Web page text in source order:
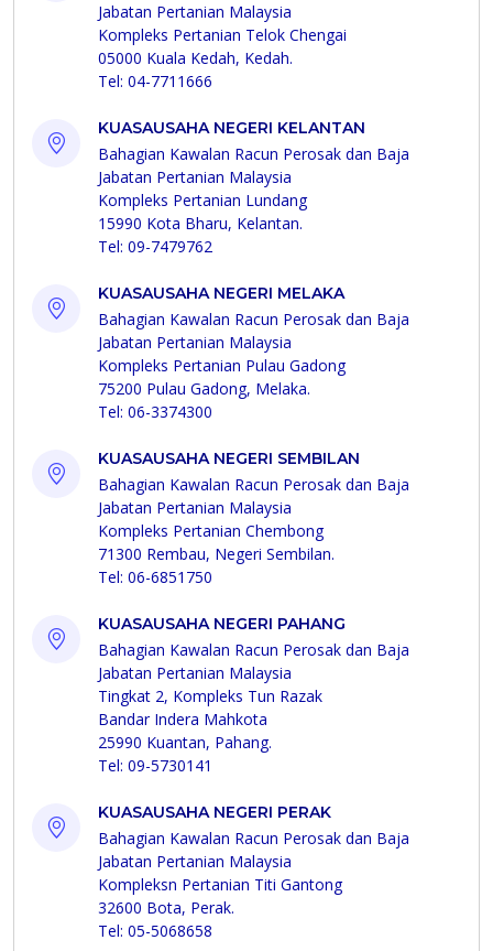
Jabatan Pertanian Malaysia
Kompleks Pertanian Telok Chengai
05000 Kuala Kedah, Kedah.
Tel: 04-7711666
KUASAUSAHA NEGERI KELANTAN
Bahagian Kawalan Racun Perosak dan Baja
Jabatan Pertanian Malaysia
Kompleks Pertanian Lundang
15990 Kota Bharu, Kelantan.
Tel: 09-7479762
KUASAUSAHA NEGERI MELAKA
Bahagian Kawalan Racun Perosak dan Baja
Jabatan Pertanian Malaysia
Kompleks Pertanian Pulau Gadong
75200 Pulau Gadong, Melaka.
Tel: 06-3374300
KUASAUSAHA NEGERI SEMBILAN
Bahagian Kawalan Racun Perosak dan Baja
Jabatan Pertanian Malaysia
Kompleks Pertanian Chembong
71300 Rembau, Negeri Sembilan.
Tel: 06-6851750
KUASAUSAHA NEGERI PAHANG
Bahagian Kawalan Racun Perosak dan Baja
Jabatan Pertanian Malaysia
Tingkat 2, Kompleks Tun Razak
Bandar Indera Mahkota
25990 Kuantan, Pahang.
Tel: 09-5730141
KUASAUSAHA NEGERI PERAK
Bahagian Kawalan Racun Perosak dan Baja
Jabatan Pertanian Malaysia
Kompleksn Pertanian Titi Gantong
32600 Bota, Perak.
Tel: 05-5068658